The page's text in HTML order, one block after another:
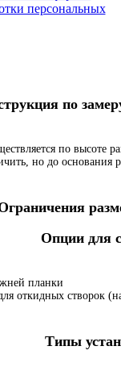
персональных
по
по высоте
но до основания
Опции для
планки
откидных створок
Типы